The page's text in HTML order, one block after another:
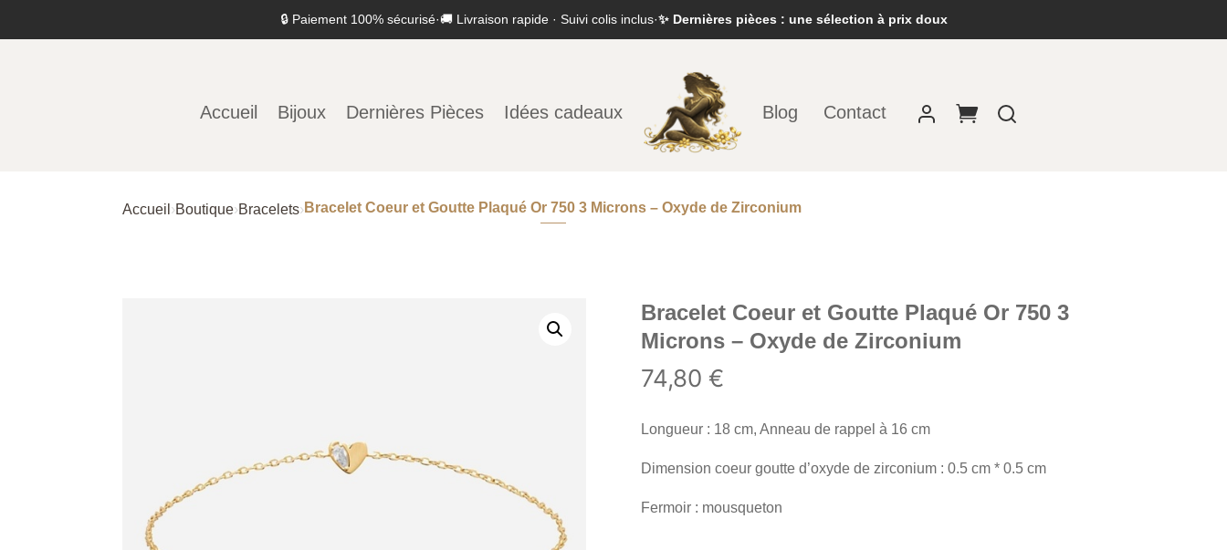
🔒 Paiement 100% sécurisé·🚚 Livraison rapide · Suivi colis inclus·✨ Dernières pièces : une sélection à prix doux
Accueil Bijoux Dernières Pièces Idées cadeaux Blog Contact
Accueil ›Boutique›Bracelets› Bracelet Coeur et Goutte Plaqué Or 750 3 Microns – Oxyde de Zirconium
Bracelet Coeur et Goutte Plaqué Or 750 3
Microns – Oxyde de Zirconium
74,80 €
Longueur : 18 cm, Anneau de rappel à 16 cm
Dimension coeur goutte d’oxyde de zirconium : 0.5 cm * 0.5 cm
Fermoir : mousqueton